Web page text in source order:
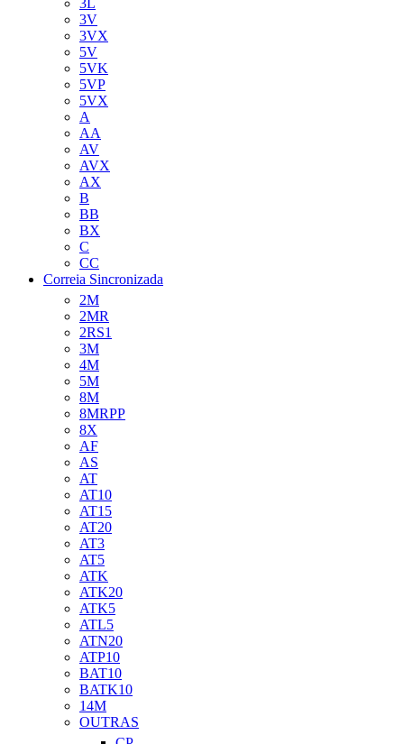
3L
3V
3VX
5V
5VK
5VP
5VX
A
AA
AV
AVX
AX
B
BB
BX
C
CC
Correia Sincronizada
2M
2MR
2RS1
3M
4M
5M
8M
8MRPP
8X
AF
AS
AT
AT10
AT15
AT20
AT3
AT5
ATK
ATK20
ATK5
ATL5
ATN20
ATP10
BAT10
BATK10
14M
OUTRAS